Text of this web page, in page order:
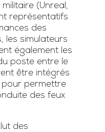
(Unreal,
représentatifs
des
les simulateurs
également les
poste entre le
être intégrés
pour permettre
des feux
des